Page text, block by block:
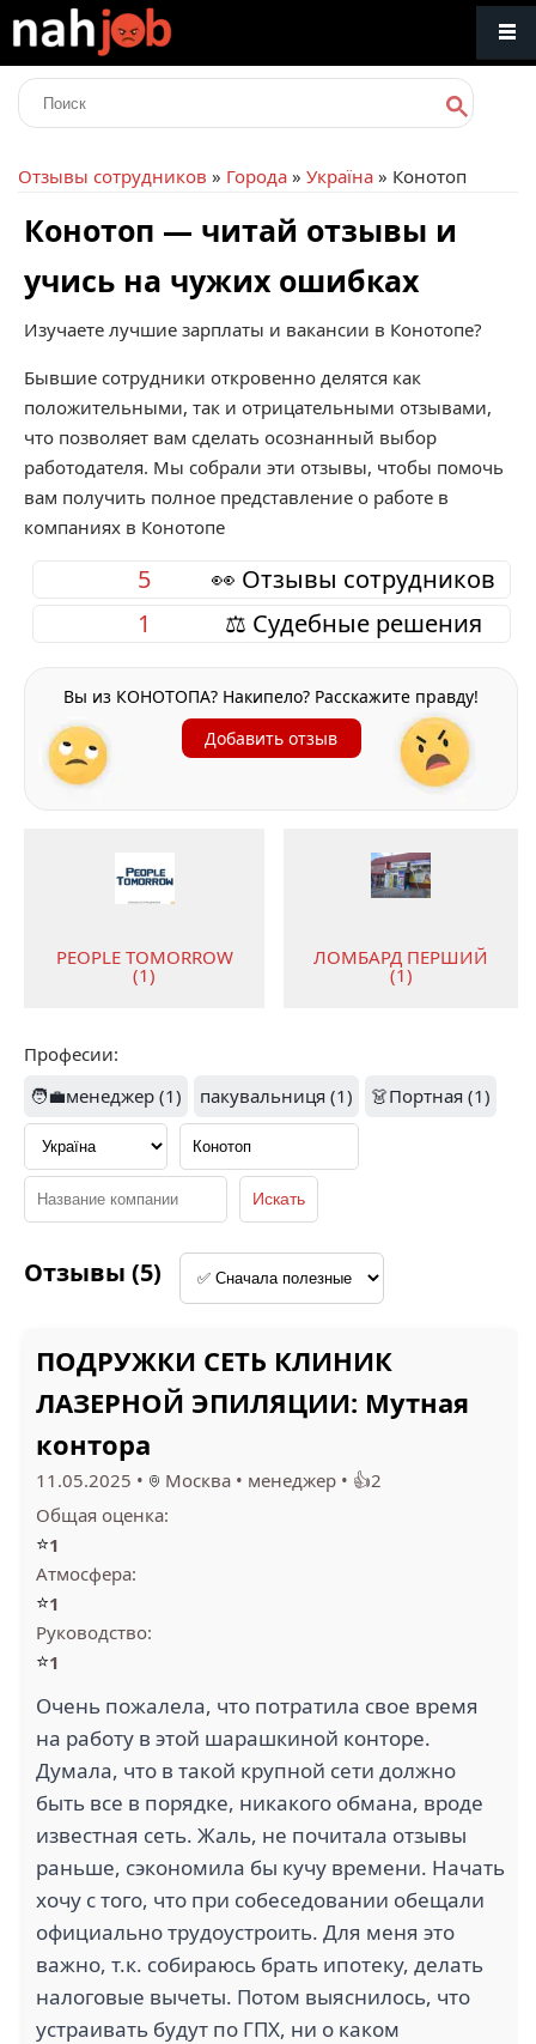
Отзывы сотрудников » Города » Україна » Конотоп
Конотоп — читай отзывы и
учись на чужих ошибках
Изучаете лучшие зарплаты и вакансии в Конотопе?
Бывшие сотрудники откровенно делятся как
положительными, так и отрицательными отзывами,
что позволяет вам сделать осознанный выбор
работодателя. Мы собрали эти отзывы, чтобы помочь
вам получить полное представление о работе в
компаниях в Конотопе
👀 Отзывы сотрудников
5
⚖️ Судебные решения
1
Вы из КОНОТОПА? Накипело? Расскажите правду!
Добавить отзыв
PEOPLE TOMORROW
(1)
ЛОМБАРД ПЕРШИЙ
(1)
ТОВ ВІП ЗАХИСТ 1 (1)
1.4
ЭПИЛЯЦИИ (1)
EUROJOBMARKET.COM
(1)
Професии:
🧑‍💼менеджер (1)
пакувальниця (1) 👗Портная (1)
Отзывы (5)
ПОДРУЖКИ СЕТЬ КЛИНИК
ЛАЗЕРНОЙ ЭПИЛЯЦИИ: Мутная
контора
11.05.2025 • Москва • менеджер • 👍2
Общая оценка:
⭐1
Атмосфера:
⭐1
Руководство:
⭐1
Очень пожалела, что потратила свое время
на работу в этой шарашкиной конторе.
Думала, что в такой крупной сети должно
быть все в порядке, никакого обмана, вроде
известная сеть. Жаль, не почитала отзывы
раньше, сэкономила бы кучу времени. Начать
хочу с того, что при собеседовании обещали
официально трудоустроить. Для меня это
важно, т.к. собираюсь брать ипотеку, делать
налоговые вычеты. Потом выяснилось, что
устраивать будут по ГПХ, ни о каком